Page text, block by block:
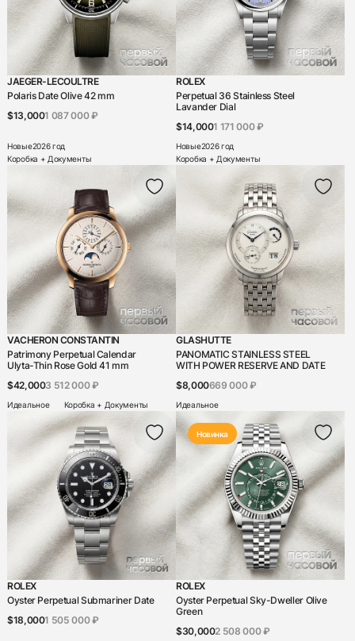
Jorg Hysek
Konstantin Chaikin
L'epee
Laurent Ferrier
Longines
Louis Erard
Louis Moinet
Louis Vuitton
Maurice Lacroix
MB&F
MB&F L'epee
MCT
MING
Montblanc
Omega
Panerai
Parmigiani
Patek Philippe
Perrelet
Piaget
Quinting
Rebellion
Richard Mille
Roger Dubuis
JAEGER-LECOULTRE
Polaris Date Olive 42 mm
$13,0001 087 000 ₽
Новые2026 год
Коробка + Документы
ROLEX
Perpetual 36 Stainless Steel
Lavander Dial
$14,0001 171 000 ₽
Новые2026 год
Коробка + Документы
VACHERON CONSTANTIN
Patrimony Perpetual Calendar
Ulyta-Thin Rose Gold 41 mm
$42,0003 512 000 ₽
Идеальное Коробка + Документы
GLASHUTTE
PANOMATIC STAINLESS STEEL
WITH POWER RESERVE AND DATE
$8,000669 000 ₽
Идеальное
ROLEX
Oyster Perpetual Submariner Date
$18,0001 505 000 ₽
Новинка
ROLEX
Oyster Perpetual Sky-Dweller Olive
Green
$30,0002 508 000 ₽